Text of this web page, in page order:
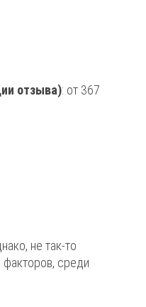
отзыва): от 367
не так-то
факторов, среди